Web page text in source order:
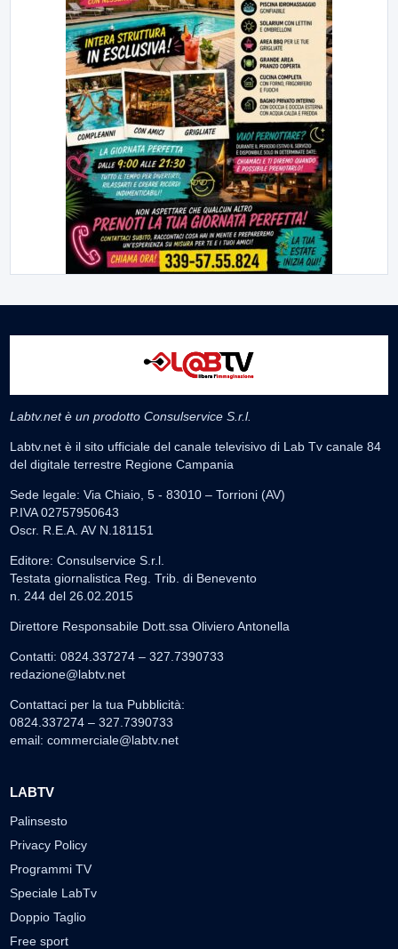
Labtv.net è un prodotto Consulservice S.r.l.
Labtv.net è il sito ufficiale del canale televisivo di Lab Tv canale 84
del digitale terrestre Regione Campania
Sede legale: Via Chiaio, 5 - 83010 – Torrioni (AV)
P.IVA 02757950643
Oscr. R.E.A. AV N.181151
Editore: Consulservice S.r.l.
Testata giornalistica Reg. Trib. di Benevento
n. 244 del 26.02.2015
Direttore Responsabile Dott.ssa Oliviero Antonella
Contatti: 0824.337274 – 327.7390733
redazione@labtv.net
Contattaci per la tua Pubblicità:
0824.337274 – 327.7390733
email: commerciale@labtv.net
LABTV
Palinsesto
Privacy Policy
Programmi TV
Speciale LabTv
Doppio Taglio
Free sport